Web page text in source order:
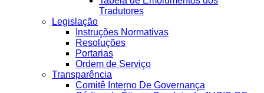
Tradutores
Legislação
Instruções Normativas
Resoluções
Portarias
Ordem de Serviço
Transparência
Comitê Interno De Governança